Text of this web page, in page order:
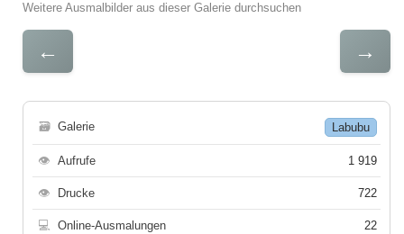
Weitere Ausmalbilder aus dieser Galerie durchsuchen
← →
🗃 Galerie Labubu
👁 Aufrufe 1 919
👁 Drucke 722
💻 Online-Ausmalungen 22